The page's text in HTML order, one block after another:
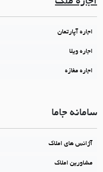
اجاره آپارتمان
اجاره ویلا
اجاره مغازه
سامانه جاما
آژانس های املاک
مشاورین املاک